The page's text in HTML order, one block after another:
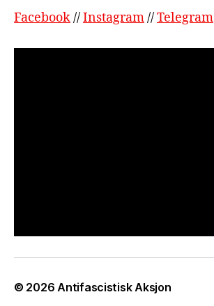
Facebook//Instagram//Telegram
© 2026 Antifascistisk Aksjon